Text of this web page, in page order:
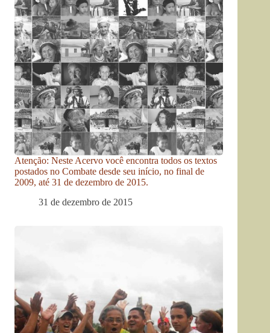
Atenção: Neste Acervo você encontra todos os textos
postados no Combate desde seu início, no final de
2009, até 31 de dezembro de 2015.
31 de dezembro de 2015